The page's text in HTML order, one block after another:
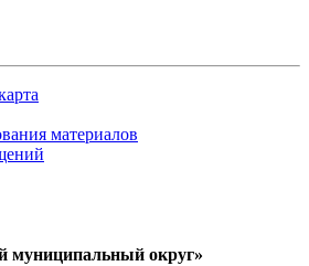
материалов
муниципальный округ»